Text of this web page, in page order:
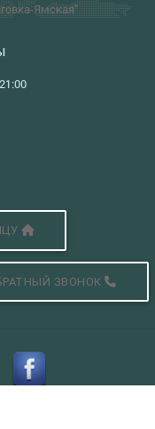
Ямская"
ЗВОНОК